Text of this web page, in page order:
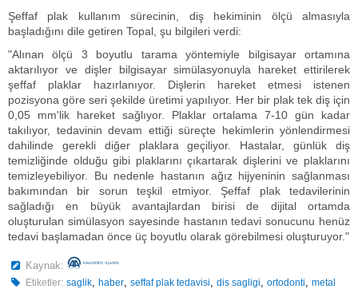
Şeffaf plak kullanım sürecinin, diş hekiminin ölçü almasıyla
başladığını dile getiren Topal, şu bilgileri verdi:
"Alınan ölçü 3 boyutlu tarama yöntemiyle bilgisayar ortamına
aktarılıyor ve dişler bilgisayar simülasyonuyla hareket ettirilerek
şeffaf plaklar hazırlanıyor. Dişlerin hareket etmesi istenen
pozisyona göre seri şekilde üretimi yapılıyor. Her bir plak tek diş için
0,05 mm'lik hareket sağlıyor. Plaklar ortalama 7-10 gün kadar
takılıyor, tedavinin devam ettiği süreçte hekimlerin yönlendirmesi
dahilinde gerekli diğer plaklara geçiliyor. Hastalar, günlük diş
temizliğinde olduğu gibi plaklarını çıkartarak dişlerini ve plaklarını
temizleyebiliyor. Bu nedenle hastanın ağız hijyeninin sağlanması
bakımından bir sorun teşkil etmiyor. Şeffaf plak tedavilerinin
sağladığı en büyük avantajlardan birisi de dijital ortamda
oluşturulan simülasyon sayesinde hastanın tedavi sonucunu henüz
tedavi başlamadan önce üç boyutlu olarak görebilmesi oluşturuyor."
Kaynak:
Etiketler: saglik,haber,seffaf plak tedavisi,dis sagligi,ortodonti,metal